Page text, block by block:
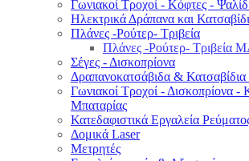
Γωνιακοί Τροχοί - Κόφτες -
Ηλεκτρικά Δράπανα και
Πλάνες -Ρούτερ- Τριβεία
Πλάνες -Ρούτερ- Τριβεία
Σέγες - Δισκοπρίονα
Δραπανοκατσάβιδα &
Γωνιακοί Τροχοί - Δισκοπρίονα -
Μπαταρίας
Κατεδαφιστικά Εργαλεία
Δομικά Laser
Μετρητές